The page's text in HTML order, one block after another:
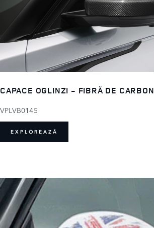
CAPACE OGLINZI - FIBRĂ DE CARBON
VPLVB0145
EXPLOREAZĂ